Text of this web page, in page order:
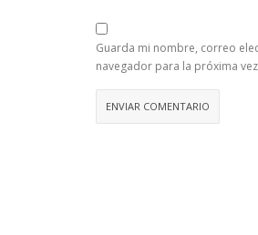
Guarda mi nombre, correo
navegador para la próxima